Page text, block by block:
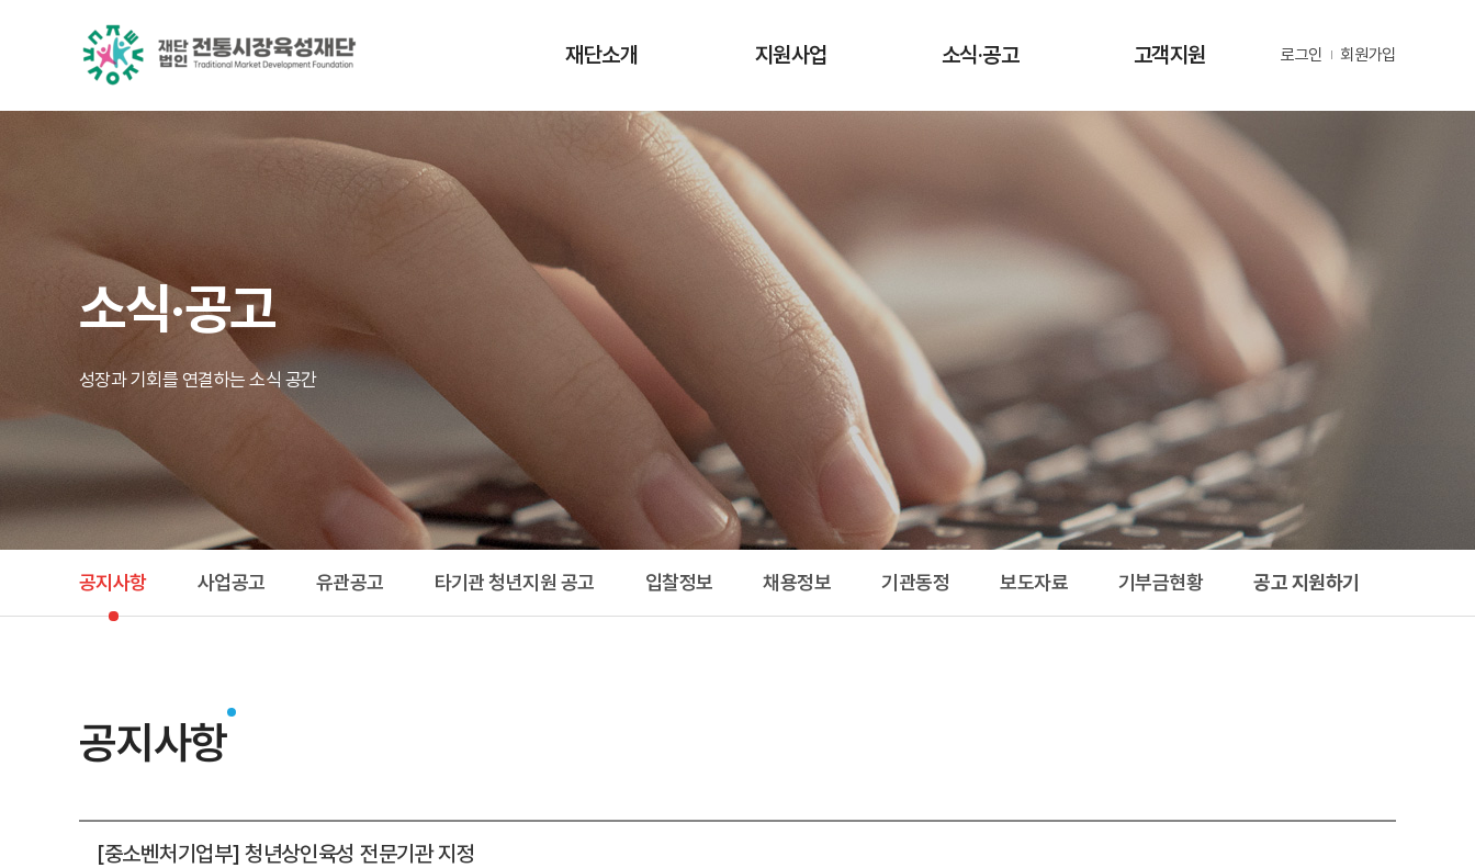
재단소개
CI·슬로건 소개
오시는 길
지원사업
청년상인 육성사업
창업단계
성장단계
도약단계
전통시장 디지털
역량강화 사업
소식·공고
유관공고
채용정보
기관동정
보도자료
기부금현황
공고 지원하기
고객지원
부정 및 공익신고
로그인 회원가입
소식·공고
성장과 기회를 연결하는 소식 공간
공지사항 사업공고 유관공고 타기관 청년지원 공고 입찰정보 채용정보 기관동정 보도자료 기부금현황 공고 지원하기
공지사항
[중소벤처기업부] 청년상인육성 전문기관 지정